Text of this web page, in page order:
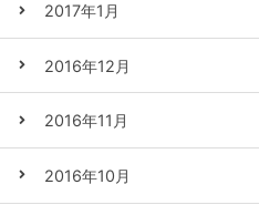
2017年1月
2016年12月
2016年11月
2016年10月